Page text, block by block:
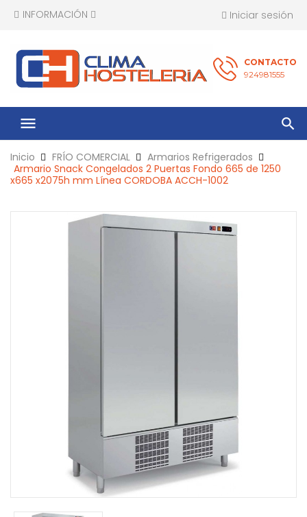
INFORMACIÓN Iniciar sesión
CONTACTO
924981555
menu
Inicio FRÍO COMERCIAL
Armarios Refrigerados
Armario Snack Congelados 2 Puertas Fondo 665 de 1250
x665 x2075h mm Línea CORDOBA ACCH-1002